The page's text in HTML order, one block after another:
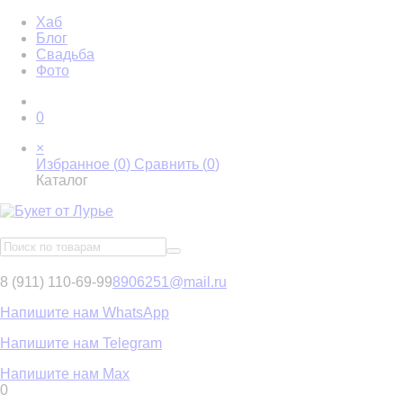
Хаб
Блог
Свадьба
Фото
0
×
Избранное (0) Сравнить (0)
Каталог
8 (911) 110-69-998906251@mail.ru
Напишите нам WhatsApp
Напишите нам Telegram
Напишите нам Max
0